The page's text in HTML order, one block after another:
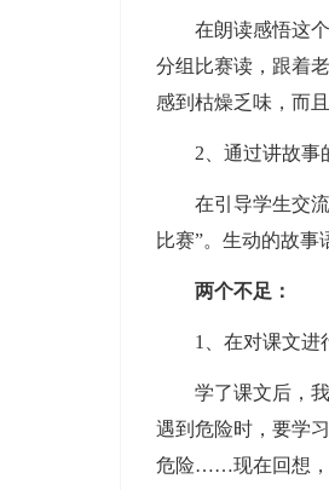
在朗读感悟这个
分组比赛读，跟着
感到枯燥乏味，而
2、通过讲故事的
在引导学生交流
比赛”。生动的故事
两个不足：
1、在对课文进行
学了课文后，我
遇到危险时，要学
危险……现在回想，